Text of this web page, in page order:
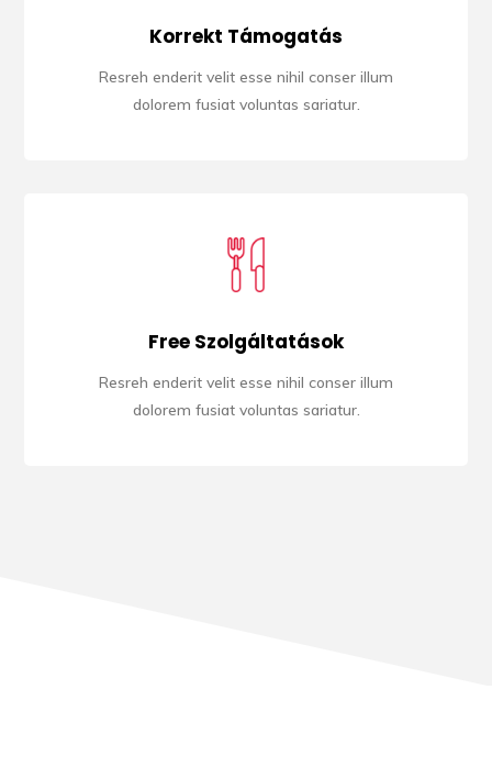
Korrekt Támogatás
Resreh enderit velit esse nihil conser illum
dolorem fusiat voluntas sariatur.
Free Szolgáltatások
Resreh enderit velit esse nihil conser illum
dolorem fusiat voluntas sariatur.